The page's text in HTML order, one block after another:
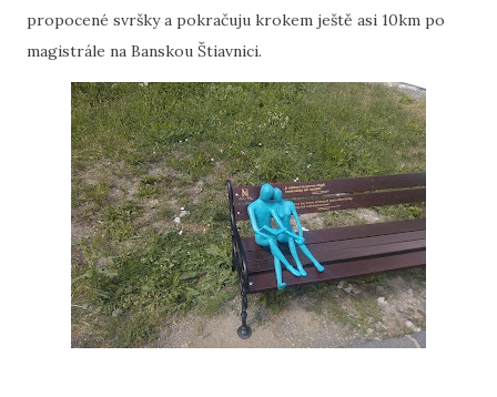
propocené svršky a pokračuju krokem ještě asi 10km po
magistrále na Banskou Štiavnici.